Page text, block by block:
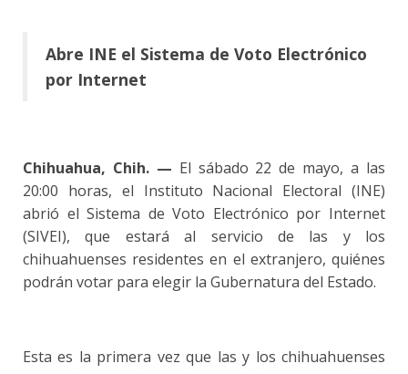
Abre INE el Sistema de Voto Electrónico
por Internet
Chihuahua, Chih. — El sábado 22 de mayo, a las
20:00 horas, el Instituto Nacional Electoral (INE)
abrió el Sistema de Voto Electrónico por Internet
(SIVEI), que estará al servicio de las y los
chihuahuenses residentes en el extranjero, quiénes
podrán votar para elegir la Gubernatura del Estado.
Esta es la primera vez que las y los chihuahuenses